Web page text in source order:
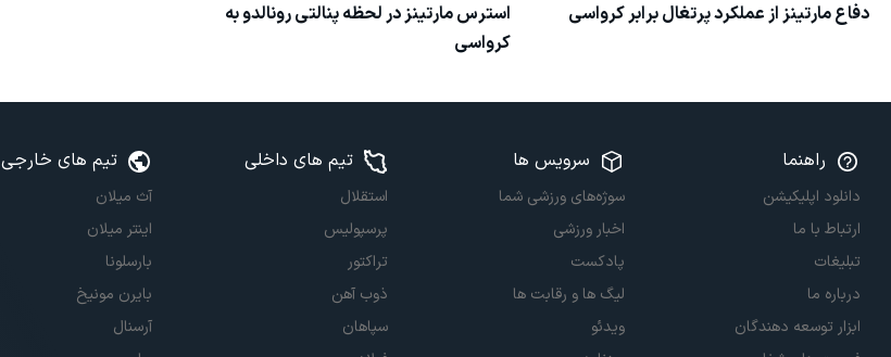
دفاع مارتینز از عملکرد پرتغال برابر کرواسی
استرس مارتینز در لحظه پنالتی رونالدو به
کرواسی
راهنما
دانلود اپلیکیشن
ارتباط با ما
تبلیغات
درباره ما
ابزار توسعه دهندگان
سرویس ها
سوژه‌های ورزشی شما
اخبار ورزشی
پادکست
لیگ ها و رقابت ها
ویدئو
تیم های داخلی
استقلال
پرسپولیس
تراکتور
ذوب آهن
سپاهان
تیم های خارجی
آث میلان
اینتر میلان
بارسلونا
بایرن مونیخ
آرسنال